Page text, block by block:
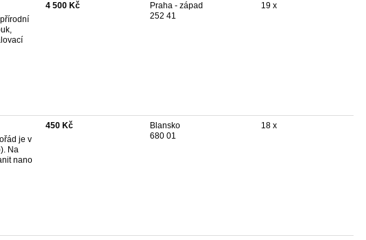
4 500 Kč
Praha - západ
252 41
19 x
je v
Na
nano
450 Kč
Blansko
680 01
18 x